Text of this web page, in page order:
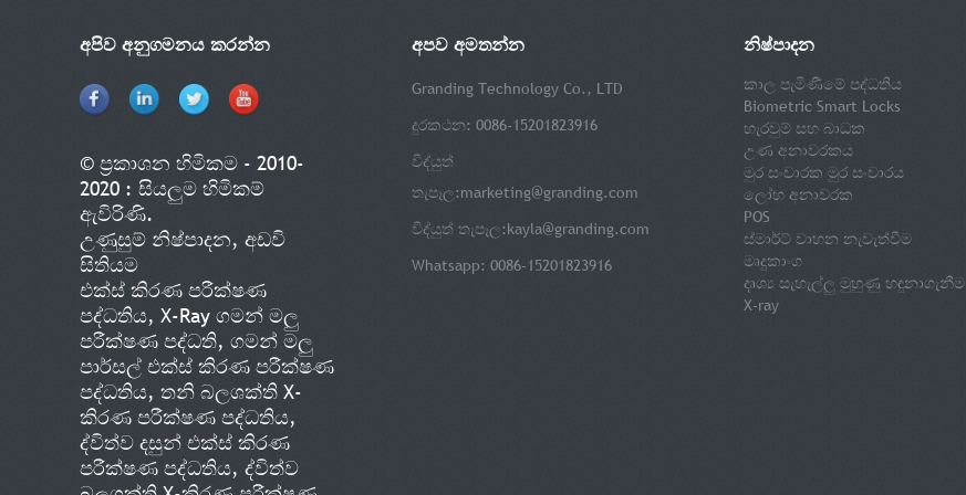
අපිව අනුගමනය කරන්න
© ප්‍රකාශන හිමිකම - 2010-
2020 : සියලුම හිමිකම්
ඇවිරිණි.
උණුසුම් නිෂ්පාදන, අඩවි
සිතියම
එක්ස් කිරණ පරීක්ෂණ
පද්ධතිය, X-Ray ගමන් මලු
පරීක්ෂණ පද්ධති, ගමන් මලු
පාර්සල් එක්ස් කිරණ පරීක්ෂණ
පද්ධතිය, තනි බලශක්ති X-
කිරණ පරීක්ෂණ පද්ධතිය,
ද්විත්ව දසුන් එක්ස් කිරණ
පරීක්ෂණ පද්ධතිය, ද්විත්ව
අපව අමතන්න
Granding Technology Co., LTD
දුරකථන: 0086-15201823916
විද්යුත්
තැපෑල:marketing@granding.com
විද්යුත් තැපෑල:kayla@granding.com
Whatsapp: 0086-15201823916
නිෂ්පාදන
කාල පැමිණීමේ පද්ධතිය
Biometric Smart Locks
හැරවුම් සහ බාධක
උණ අනාවරකය
මුර සංචාරක මුර සංචාරය
ලෝහ අනාවරක
POS
ස්මාර්ට් වාහන නැවැත්වීම
මෘදුකාංග
දෘශ්‍ය සැහැල්ලු මුහුණු හඳුනාගැනීම
X-ray